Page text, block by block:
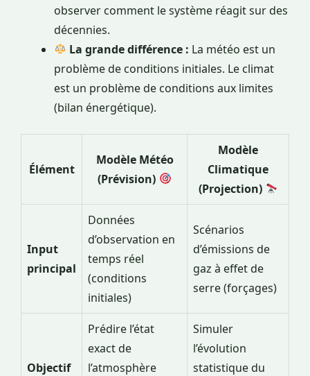
observer comment le système réagit sur des
décennies.
La grande différence : La météo est un
problème de conditions initiales. Le climat
est un problème de conditions aux limites
(bilan énergétique).
Élément
Modèle Météo
(Prévision)
Modèle
Climatique
(Projection)
Input
principal
Données
d’observation en
temps réel
(conditions
initiales)
Scénarios
d’émissions de
gaz à effet de
serre (forçages)
Objectif
Prédire l’état
exact de
l’atmosphère
Simuler
l’évolution
statistique du